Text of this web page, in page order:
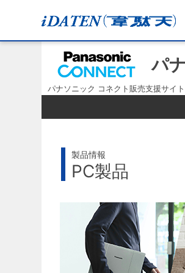
パ
パナソニック コネクト販売支援サイ
製品情報
PC製品